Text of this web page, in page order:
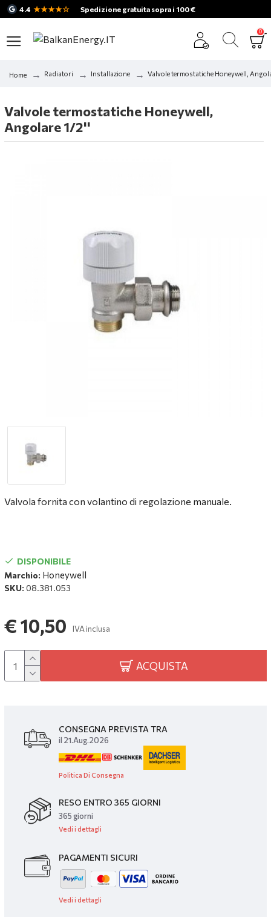
4.4 ★★★★☆ Spedizione gratuita sopra i 100 €
0
Home Radiatori Installazione Valvole termostatiche Honeywell,
Valvole termostatiche Honeywell,
Angolare 1/2''
Valvola fornita con volantino di regolazione manuale.
DISPONIBILE
Marchio: Honeywell
SKU: 08.381.053
€ 10,50 IVA inclusa
ACQUISTA
CONSEGNA PREVISTA TRA
il 21.Aug.2026
Politica Di Consegna
RESO ENTRO 365 GIORNI
365 giorni
Vedi i dettagli
PAGAMENTI SICURI
Vedi i dettagli